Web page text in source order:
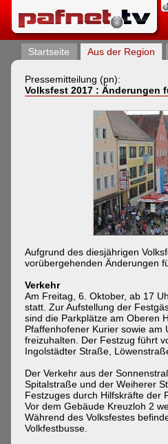
Startseite Aus der Region
Pressemitteilung (pn):
Volksfest 2017 : Änderungen
Aufgrund des diesjährigen
vorübergehenden Änderungen
Verkehr
Am Freitag, 6. Oktober, ab 17
statt. Zur Aufstellung der
sind die Parkplätze am Oberen
Pfaffenhofener Kurier sowie
freizuhalten. Der Festzug führt
Ingolstädter Straße,
Der Verkehr aus der
Spitalstraße und der Weiherer
Festzuges durch Hilfskräfte der
Vor dem Gebäude Kreuzloh 2
Während des Volksfestes
Volkfestbusse.